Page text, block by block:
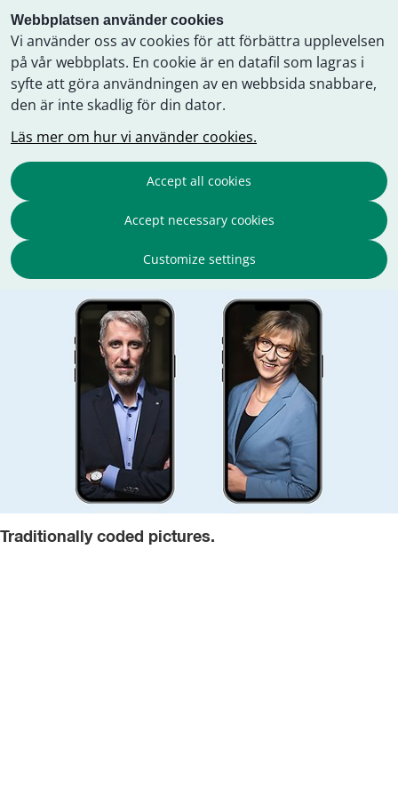
Webbplatsen använder cookies
Vi använder oss av cookies för att förbättra upplevelsen
på vår webbplats. En cookie är en datafil som lagras i
syfte att göra användningen av en webbsida snabbare,
den är inte skadlig för din dator.
Läs mer om hur vi använder cookies.
Accept all cookies
Accept necessary cookies
Customize settings
Traditionally coded pictures.